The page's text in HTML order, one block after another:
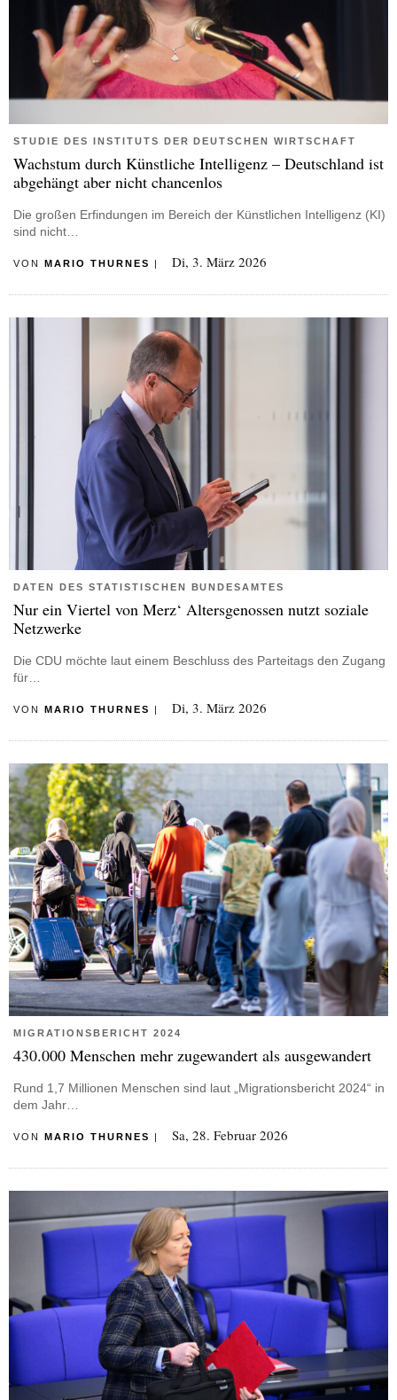
STUDIE DES INSTITUTS DER DEUTSCHEN WIRTSCHAFT
Wachstum durch Künstliche Intelligenz – Deutschland ist
abgehängt aber nicht chancenlos
Die großen Erfindungen im Bereich der Künstlichen Intelligenz (KI)
sind nicht…
VON MARIO THURNES | Di, 3. März 2026
DATEN DES STATISTISCHEN BUNDESAMTES
Nur ein Viertel von Merz‘ Altersgenossen nutzt soziale
Netzwerke
Die CDU möchte laut einem Beschluss des Parteitags den Zugang
für…
VON MARIO THURNES | Di, 3. März 2026
MIGRATIONSBERICHT 2024
430.000 Menschen mehr zugewandert als ausgewandert
Rund 1,7 Millionen Menschen sind laut „Migrationsbericht 2024“ in
dem Jahr…
VON MARIO THURNES | Sa, 28. Februar 2026